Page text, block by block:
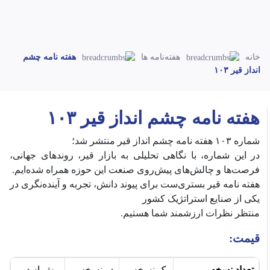
خانه هفته‌نامه ها
هفته نامه چشم
انداز قیر ۱۰۳
هفته نامه چشم انداز قیر ۱۰۳
شماره ۱۰۳ هفته نامه چشم انداز قیر منتشر شد؛
‎در این شماره، با نگاهی تحلیلی به بازار قیر، روندهای جهانی،
فرصت‌ها و چالش‌های پیش‌روی صنعت این حوزه همراه شده‌ایم.
‎هفته نامه قیر بستری‌ست برای پیوند دانش، تجربه و آینده‌نگری در
یکی از صنایع استراتژیک کشور
قیمت: